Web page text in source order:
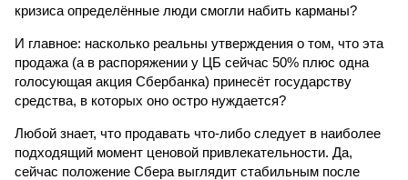
кризиса определённые люди смогли набить карманы?
И главное: насколько реальны утверждения о том, что эта
продажа (а в распоряжении у ЦБ сейчас 50% плюс одна
голосующая акция Сбербанка) принесёт государству
средства, в которых оно остро нуждается?
Любой знает, что продавать что-либо следует в наиболее
подходящий момент ценовой привлекательности. Да,
сейчас положение Сбера выглядит стабильным после